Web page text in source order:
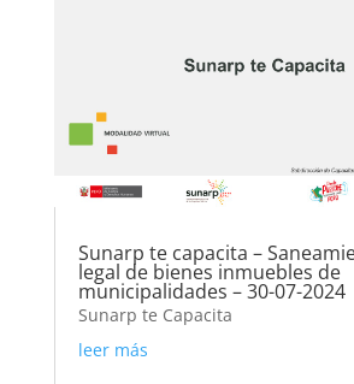
Sunarp te capacita –
legal de bienes inmuebles de
municipalidades – 30-07-2024
Sunarp te Capacita
leer más